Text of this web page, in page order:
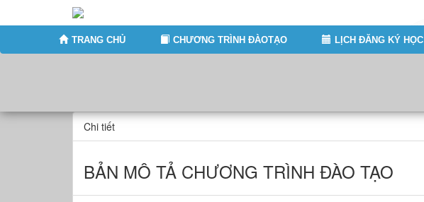
TRANG CHỦ CHƯƠNG TRÌNH ĐÀOTẠO LỊCH ĐĂNG KÝ HỌC
Chi tiết
BẢN MÔ TẢ CHƯƠNG TRÌNH ĐÀO TẠO